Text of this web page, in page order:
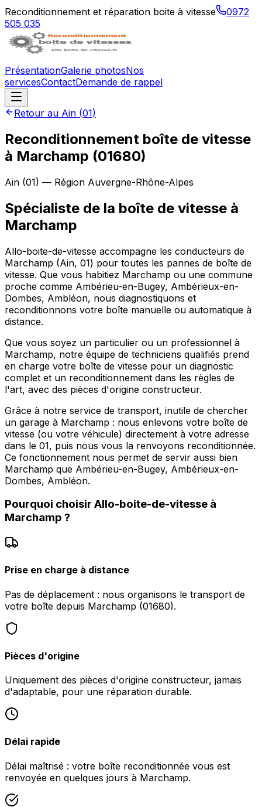
Reconditionnement et réparation boite à vitesse
0972
505 035
PrésentationGalerie photosNos
servicesContactDemande de rappel
Retour au Ain (01)
Reconditionnement boîte de vitesse
à Marchamp (01680)
Ain (01) — Région Auvergne-Rhône-Alpes
Spécialiste de la boîte de vitesse à
Marchamp
Allo-boite-de-vitesse accompagne les conducteurs de
Marchamp (Ain, 01) pour toutes les pannes de boîte de
vitesse. Que vous habitiez Marchamp ou une commune
proche comme Ambérieu-en-Bugey, Ambérieux-en-
Dombes, Ambléon, nous diagnostiquons et
reconditionnons votre boîte manuelle ou automatique à
distance.
Que vous soyez un particulier ou un professionnel à
Marchamp, notre équipe de techniciens qualifiés prend
en charge votre boîte de vitesse pour un diagnostic
complet et un reconditionnement dans les règles de
l'art, avec des pièces d'origine constructeur.
Grâce à notre service de transport, inutile de chercher
un garage à Marchamp : nous enlevons votre boîte de
vitesse (ou votre véhicule) directement à votre adresse
dans le 01, puis nous vous la renvoyons reconditionnée.
Ce fonctionnement nous permet de servir aussi bien
Marchamp que Ambérieu-en-Bugey, Ambérieux-en-
Dombes, Ambléon.
Pourquoi choisir Allo-boite-de-vitesse à
Marchamp ?
Prise en charge à distance
Pas de déplacement : nous organisons le transport de
votre boîte depuis Marchamp (01680).
Pièces d'origine
Uniquement des pièces d'origine constructeur, jamais
d'adaptable, pour une réparation durable.
Délai rapide
Délai maîtrisé : votre boîte reconditionnée vous est
renvoyée en quelques jours à Marchamp.